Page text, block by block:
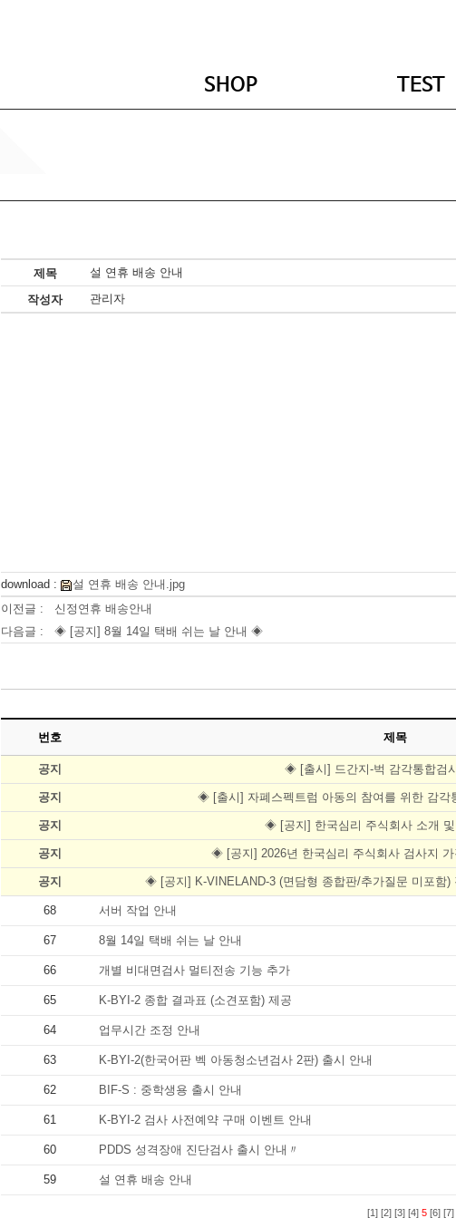
SHOP TEST
제목
설 연휴 배송 안내
작성자
관리자
download :
설 연휴 배송 안내.jpg
이전글 : 신정연휴 배송안내
다음글 : ◈ [공지] 8월 14일 택배 쉬는 날 안내 ◈
번호 제목
공지 ◈ [출시] 드간지-벅 감각통합검
공지 ◈ [출시] 자폐스펙트럼 아동의 참여를 위한 감
공지 ◈ [공지] 한국심리 주식회사 소개
공지 ◈ [공지] 2026년 한국심리 주식회사 검사지
공지 ◈ [공지] K-VINELAND-3 (면담형 종합판/추가질문 미포함
68 서버 작업 안내
67 8월 14일 택배 쉬는 날 안내
66 개별 비대면검사 멀티전송 기능 추가
65 K-BYI-2 종합 결과표 (소견포함) 제공
64 업무시간 조정 안내
63 K-BYI-2(한국어판 벡 아동청소년검사 2판) 출시 안내
62 BIF-S : 중학생용 출시 안내
61 K-BYI-2 검사 사전예약 구매 이벤트 안내
60 PDDS 성격장애 진단검사 출시 안내〃
59 설 연휴 배송 안내
[1] [2] [3] [4] 5 [6] [7]